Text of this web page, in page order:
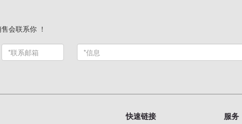
会联系你 ！
快速链接 服务